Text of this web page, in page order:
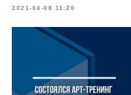
2021-04-08 11:20